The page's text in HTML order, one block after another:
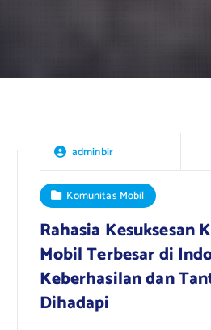
adminbir
Komunitas Mobil
Rahasia Kesuksesan
Mobil Terbesar di
Keberhasilan dan
Dihadapi